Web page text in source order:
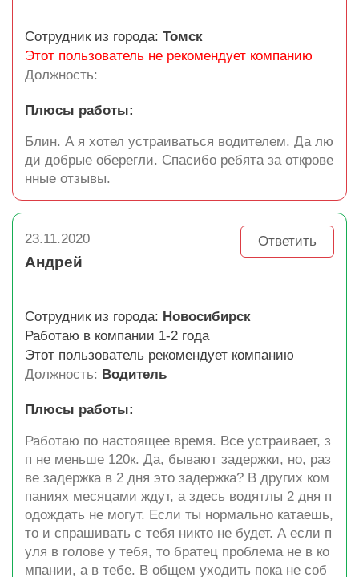
Сотрудник из города: Томск
Этот пользователь не рекомендует компанию
Должность:
Плюсы работы:
Блин. А я хотел устраиваться водителем. Да лю
ди добрые оберегли. Спасибо ребята за открове
нные отзывы.
23.11.2020 Ответить
Андрей
Сотрудник из города: Новосибирск
Работаю в компании 1-2 года
Этот пользователь рекомендует компанию
Должность: Водитель
Плюсы работы:
Работаю по настоящее время. Все устраивает, з
п не меньше 120к. Да, бывают задержки, но, раз
ве задержка в 2 дня это задержка? В других ком
паниях месяцами ждут, а здесь водятлы 2 дня п
одождать не могут. Если ты нормально катаешь,
то и спрашивать с тебя никто не будет. А если п
уля в голове у тебя, то братец проблема не в ко
мпании, а в тебе. В общем уходить пока не соб